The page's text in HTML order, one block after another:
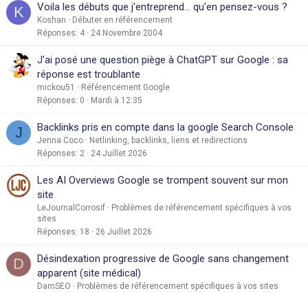
K Voila les débuts que j'entreprend... qu'en pensez-vous ?
Koshan
Débuter en référencement
Réponses 4 24 Novembre 2004
J'ai posé une question piège à ChatGPT sur Google : sa
réponse est troublante
mickou51
Référencement Google
Réponses 0 Mardi à 12:35
J Backlinks pris en compte dans la google Search Console
Jenna Coco
Netlinking, backlinks, liens et redirections
Réponses 2 24 Juillet 2026
Les AI Overviews Google se trompent souvent sur mon
site
LeJournalCorrosif
Problèmes de référencement spécifiques à vos
sites
Réponses 18 26 Juillet 2026
D
Désindexation progressive de Google sans changement
apparent (site médical)
DamSEO
Problèmes de référencement spécifiques à vos sites